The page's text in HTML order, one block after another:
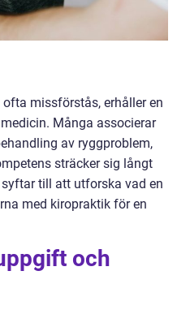
missförstås, erhåller en
Många associerar
av ryggproblem,
sträcker sig långt
till att utforska vad en
med kiropraktik för en
och